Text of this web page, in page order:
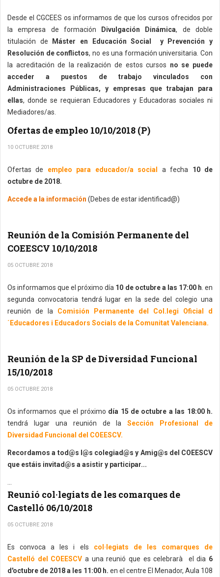
Desde el CGCEES os informamos de que los cursos ofrecidos por
la empresa de formación
Divulgación Dinámica, de doble
titulación de Máster en Educación Social y Prevención y
Resolución de conflictos, no es una formación universitaria. Con
la acreditación de la realización de estos cursos no se puede
acceder a puestos de trabajo vinculados con
Administraciones Públicas, y empresas que trabajan para
ellas, donde se requieran Educadores y Educadoras sociales ni
Mediadores/as.
Ofertas de empleo 10/10/2018 (P)
10 OCTUBRE 2018
Ofertas de empleo para educador/a social a fecha 10 de
octubre de 2018.
Accede a la información (Debes de estar identificad@)
Reunión de la Comisión Permanente del
COEESCV 10/10/2018
05 OCTUBRE 2018
Os informamos que el próximo día 10 de octubre a las 17:00 h . en
segunda convocatoria tendrá lugar en la sede del colegio una
reunión de la Comisión Permanente del Col.legi Oficial d
´Educadores i Educadors Socials de la Comunitat Valenciana.
Reunión de la SP de Diversidad Funcional
15/10/2018
05 OCTUBRE 2018
Os informamos que el próximo día 15 de octubre a las 18:00 h.
tendrá lugar una reunión de laSección Profesional de
Diversidad Funcional del COEESCV.
Recordamos a tod@s l@s colegiad@s y Amig@s del COEESCV
que estáis invitad@s a asistir y participar...
Reunió col·legiats de les comarques de
Castelló 06/10/2018
05 OCTUBRE 2018
Es convoca a les i els col·legiats de les comarques de
Castelló del COEESCV a una reunió que es celebrarà el dia 6
d'octubre de 2018 a les 11:00 h. en el centre El Menador, Aula 108